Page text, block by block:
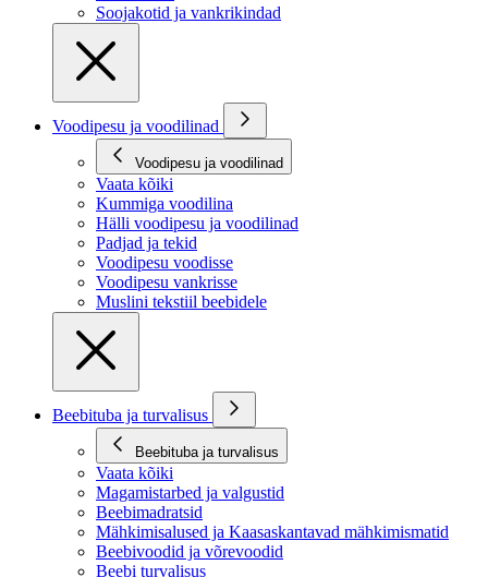
Soojakotid ja vankrikindad
Voodipesu ja voodilinad
Voodipesu ja voodilinad
Vaata kõiki
Kummiga voodilina
Hälli voodipesu ja voodilinad
Padjad ja tekid
Voodipesu voodisse
Voodipesu vankrisse
Muslini tekstiil beebidele
Beebituba ja turvalisus
Beebituba ja turvalisus
Vaata kõiki
Magamistarbed ja valgustid
Beebimadratsid
Mähkimisalused ja Kaasaskantavad mähkimismatid
Beebivoodid ja võrevoodid
Beebi turvalisus